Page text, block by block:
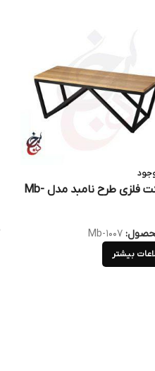
نیمکت فلزی طرح نامبد مدل Mb-
Mb-1007
بیشتر